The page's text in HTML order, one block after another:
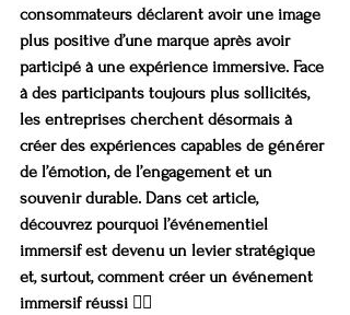
consommateurs déclarent avoir une image
plus positive d’une marque après avoir
participé à une expérience immersive. Face
à des participants toujours plus sollicités,
les entreprises cherchent désormais à
créer des expériences capables de générer
de l’émotion, de l’engagement et un
souvenir durable. Dans cet article,
découvrez pourquoi l’événementiel
immersif est devenu un levier stratégique
et, surtout, comment créer un événement
immersif réussi 👇🏼